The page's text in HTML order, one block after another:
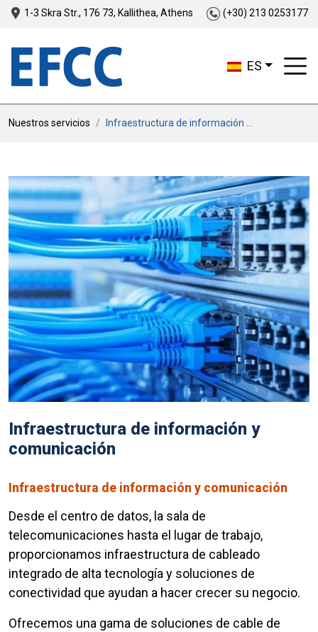
1-3 Skra Str., 176 73, Kallithea, Athens (+30) 213 0253177
ES
Nuestros servicios Infraestructura de información ...
Infraestructura de información y
comunicación
Infraestructura de información y comunicación
Desde el centro de datos, la sala de
telecomunicaciones hasta el lugar de trabajo,
proporcionamos infraestructura de cableado
integrado de alta tecnología y soluciones de
conectividad que ayudan a hacer crecer su negocio.
Ofrecemos una gama de soluciones de cable de